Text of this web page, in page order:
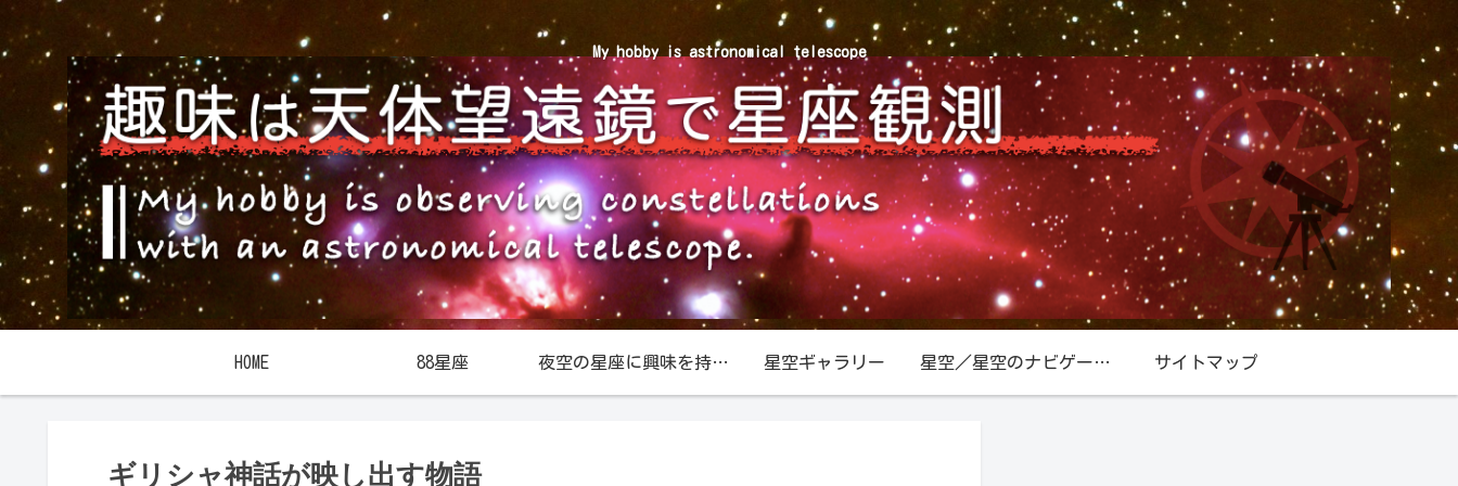
My hobby is astronomical telescope
HOME 88星座 夜空の星座に興味を持ったら 星空ギャラリー 星空／星空のナビゲーター『北極星』 サイトマップ
ギリシャ神話が映し出す物語